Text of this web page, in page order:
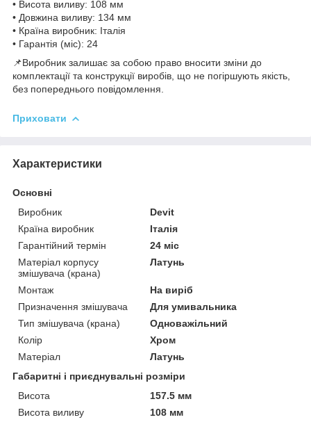
• Висота виливу: 108 мм
• Довжина виливу: 134 мм
• Країна виробник: Італія
• Гарантія (міс): 24
📌Виробник залишає за собою право вносити зміни до
комплектації та конструкції виробів, що не погіршують якість,
без попереднього повідомлення.
Приховати
Характеристики
Основні
Виробник
Devit
Країна виробник
Італія
Гарантійний термін
24 міс
Матеріал корпусу
змішувача (крана)
Латунь
Монтаж
На виріб
Призначення змішувача
Для умивальника
Тип змішувача (крана)
Одноважільний
Колір
Хром
Матеріал
Латунь
Габаритні і приєднувальні розміри
Висота
157.5 мм
Висота виливу
108 мм